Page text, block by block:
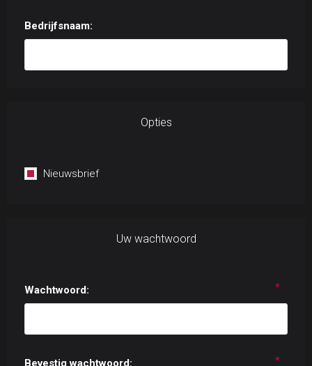
Bedrijfsnaam:
Opties
Nieuwsbrief
Uw wachtwoord
Wachtwoord: *
Bevestig wachtwoord: *